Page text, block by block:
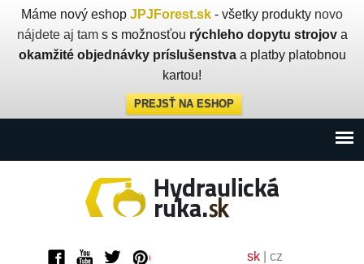
Máme nový eshop JPJForest.sk - všetky produkty novo
nájdete aj tams s možnosťou rýchleho dopytu strojova
okamžité objednávky príslušenstvaa platby platobnou
kartou!
PREJSŤ NA ESHOP
sk cz